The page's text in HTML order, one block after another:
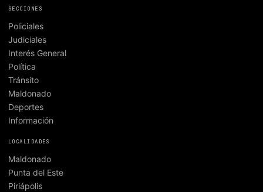
SECCIONES
Policiales
Judiciales
Interés General
Política
Tránsito
Maldonado
Deportes
Información
LOCALIDADES
Maldonado
Punta del Este
Piriápolis